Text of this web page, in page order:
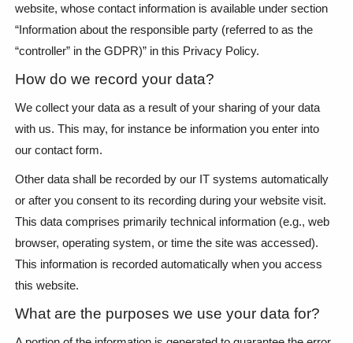
website, whose contact information is available under section
“Information about the responsible party (referred to as the
“controller” in the GDPR)” in this Privacy Policy.
How do we record your data?
We collect your data as a result of your sharing of your data
with us. This may, for instance be information you enter into
our contact form.
Other data shall be recorded by our IT systems automatically
or after you consent to its recording during your website visit.
This data comprises primarily technical information (e.g., web
browser, operating system, or time the site was accessed).
This information is recorded automatically when you access
this website.
What are the purposes we use your data for?